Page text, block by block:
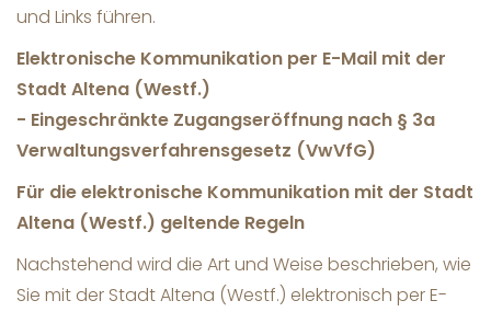
und Links führen.
Elektronische Kommunikation per E-Mail mit der
Stadt Altena (Westf.)
- Eingeschränkte Zugangseröffnung nach § 3a
Verwaltungsverfahrensgesetz (VwVfG)
Für die elektronische Kommunikation mit der Stadt
Altena (Westf.) geltende Regeln
Nachstehend wird die Art und Weise beschrieben, wie
Sie mit der Stadt Altena (Westf.) elektronisch per E-